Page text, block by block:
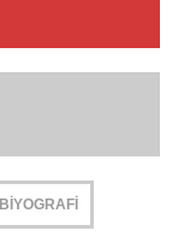
BIYOGRAFI